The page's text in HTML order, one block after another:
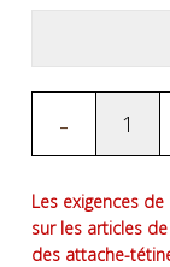
-
Les exigences
sur les articles
des attache-